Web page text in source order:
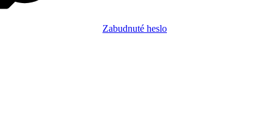
Zabudnuté heslo